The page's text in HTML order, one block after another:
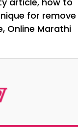
for remove
, Online Marathi
फिर